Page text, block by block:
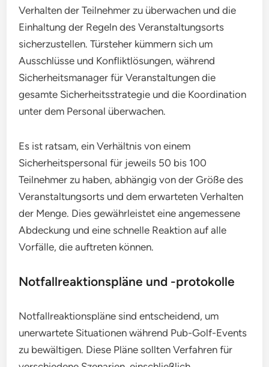
Verhalten der Teilnehmer zu überwachen und die
Einhaltung der Regeln des Veranstaltungsorts
sicherzustellen. Türsteher kümmern sich um
Ausschlüsse und Konfliktlösungen, während
Sicherheitsmanager für Veranstaltungen die
gesamte Sicherheitsstrategie und die Koordination
unter dem Personal überwachen.
Es ist ratsam, ein Verhältnis von einem
Sicherheitspersonal für jeweils 50 bis 100
Teilnehmer zu haben, abhängig von der Größe des
Veranstaltungsorts und dem erwarteten Verhalten
der Menge. Dies gewährleistet eine angemessene
Abdeckung und eine schnelle Reaktion auf alle
Vorfälle, die auftreten können.
Notfallreaktionspläne und -protokolle
Notfallreaktionspläne sind entscheidend, um
unerwartete Situationen während Pub-Golf-Events
zu bewältigen. Diese Pläne sollten Verfahren für